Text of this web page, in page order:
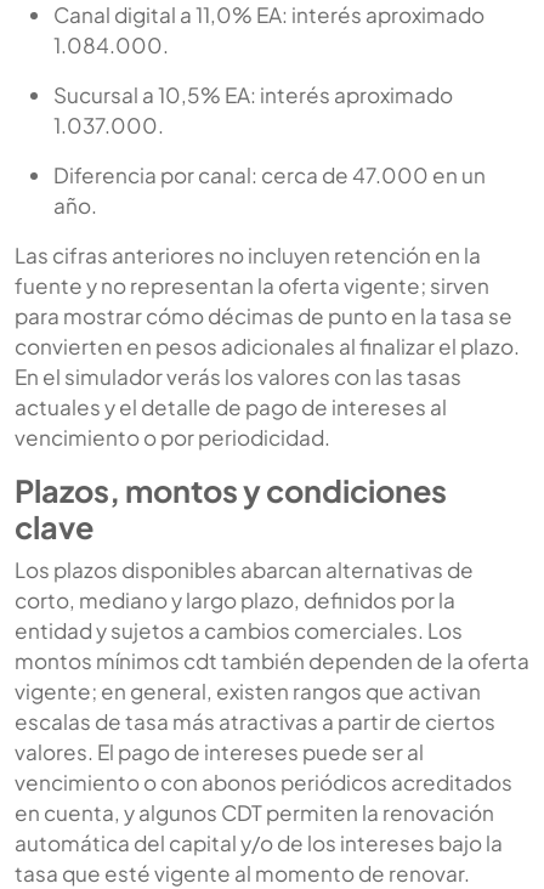
Canal digital a 11,0% EA: interés aproximado
1.084.000.
Sucursal a 10,5% EA: interés aproximado
1.037.000.
Diferencia por canal: cerca de 47.000 en un
año.
Las cifras anteriores no incluyen retención en la
fuente y no representan la oferta vigente; sirven
para mostrar cómo décimas de punto en la tasa se
convierten en pesos adicionales al finalizar el plazo.
En el simulador verás los valores con las tasas
actuales y el detalle de pago de intereses al
vencimiento o por periodicidad.
Plazos, montos y condiciones
clave
Los plazos disponibles abarcan alternativas de
corto, mediano y largo plazo, definidos por la
entidad y sujetos a cambios comerciales. Los
montos mínimos cdt también dependen de la oferta
vigente; en general, existen rangos que activan
escalas de tasa más atractivas a partir de ciertos
valores. El pago de intereses puede ser al
vencimiento o con abonos periódicos acreditados
en cuenta, y algunos CDT permiten la renovación
automática del capital y/o de los intereses bajo la
tasa que esté vigente al momento de renovar.